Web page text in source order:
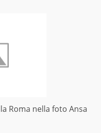
Roma nella foto Ansa